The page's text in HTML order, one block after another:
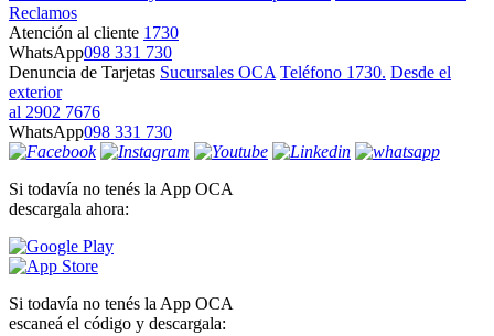
Reclamos
Atención al cliente 1730
WhatsApp098 331 730
Denuncia de Tarjetas Sucursales OCA Teléfono 1730. Desde el
exterior
al 2902 7676
WhatsApp098 331 730
Si todavía no tenés la App OCA
descargala ahora:
Si todavía no tenés la App OCA
escaneá el código y descargala: